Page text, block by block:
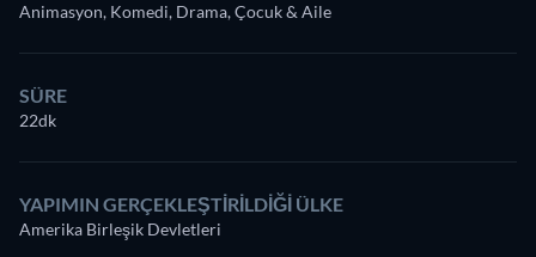
Animasyon, Komedi, Drama, Çocuk & Aile
SÜRE
22dk
YAPIMIN GERÇEKLEŞTIRILDIĞI ÜLKE
Amerika Birleşik Devletleri